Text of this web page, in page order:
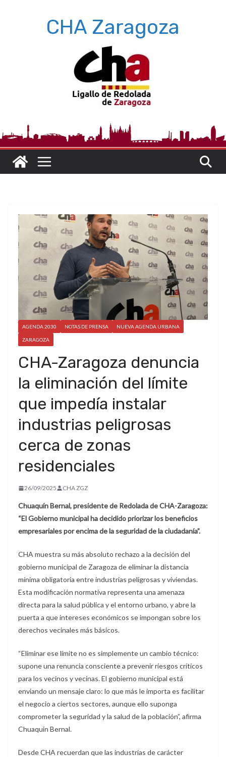
CHA Zaragoza
AGENDA 2030 NOTAS DE PRENSA NUEVA AGENDA URBANA
ZARAGOZA
CHA-Zaragoza denuncia
la eliminación del límite
que impedía instalar
industrias peligrosas
cerca de zonas
residenciales
26/09/2025 CHA ZGZ
Chuaquín Bernal, presidente de Redolada de CHA-Zaragoza:
“El Gobierno municipal ha decidido priorizar los beneficios
empresariales por encima de la seguridad de la ciudadanía”.
CHA muestra su más absoluto rechazo a la decisión del
gobierno municipal de Zaragoza de eliminar la distancia
mínima obligatoria entre industrias peligrosas y viviendas.
Esta modificación normativa representa una amenaza
directa para la salud pública y el entorno urbano, y abre la
puerta a que intereses económicos se impongan sobre los
derechos vecinales más básicos.
“Eliminar ese límite no es simplemente un cambio técnico:
supone una renuncia consciente a prevenir riesgos críticos
para los vecinos y vecinas. El gobierno municipal está
enviando un mensaje claro: lo que más le importa es facilitar
el negocio a ciertos sectores, aunque ello suponga
comprometer la seguridad y la salud de la población”, afirma
Chuaquín Bernal.
Desde CHA recuerdan que las industrias de carácter